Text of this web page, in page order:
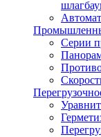
Серии